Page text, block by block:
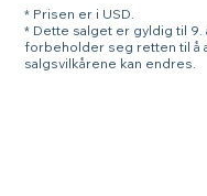
* Prisen er i USD.
* Dette salget er gyldig til 9.
forbeholder seg retten til å
salgsvilkårene kan endres.